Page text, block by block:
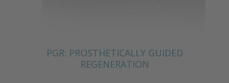
PGR: PROSTHETICALLY GUIDED
REGENERATION